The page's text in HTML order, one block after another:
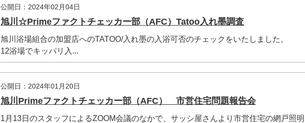
公開日：2024年02月04日
旭川☆Primeファクトチェッカー部（AFC）Tatoo入れ墨調査
旭川浴場組合の加盟店へのTATOO/入れ墨の入浴可否のチェックをいたしました。
12浴場でキッパリ入...
公開日：2024年01月20日
旭川Primeファクトチェッカー部（AFC） 市営住宅問題報告会
1月13日のスタッフによるZOOM会議のなかで、サッシ屋さんより市営住宅の網戸照